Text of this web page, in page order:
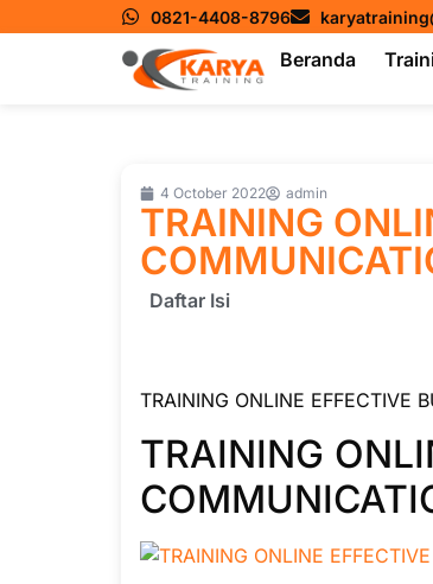
0821-4408-8796
Beranda
4 October 2022 admin
TRAINING
Daftar Isi
TRAINING ONLINE EFFECTIVE
TRAINING